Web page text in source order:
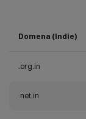
Domena (Indie)
.org.in
.net.in